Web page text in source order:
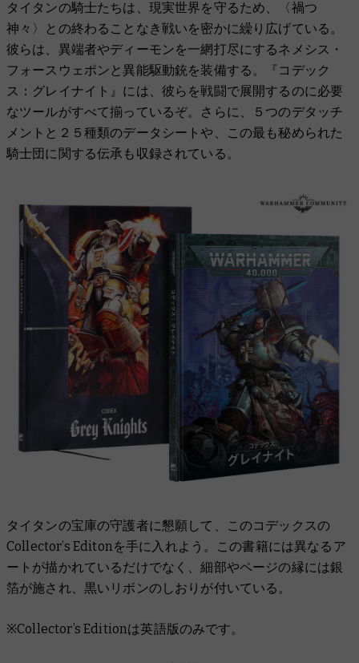
タイタンの騎士たちは、現実世界を守るため、〈禍つ
神々〉との終わることなき戦いを密かに繰り広げている。
彼らは、異端者やディーモンを一網打尽にするネメシス・
フォースウェポンと異能駆動銃を装備する。『コデック
ス：グレイナイト』には、彼らを戦闘で展開するのに必要
なツールがすべて揃っているぞ。さらに、５つのデタッチ
メントと２５種類のデータシートや、この最も秘められた
騎士団に関する伝承も収録されている。
タイタンの宝庫の守護者に懇願して、このコデックスの
Collector’s Editonを手に入れよう。この書籍には異なるア
ートが描かれているだけでなく、細部やページの縁には銀
箔が施され、黒いリボンのしおりが付いている。
※Collector’s Editionは英語版のみです。